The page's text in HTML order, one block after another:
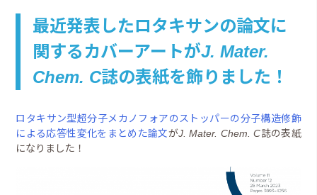
最近発表したロタキサンの論文に
関するカバーアートがJ. Mater.
Chem. C誌の表紙を飾りました！
ロタキサン型超分子メカノフォアのストッパーの分子構造修飾
による応答性変化をまとめた論文がJ. Mater. Chem. C誌の表紙
になりました！